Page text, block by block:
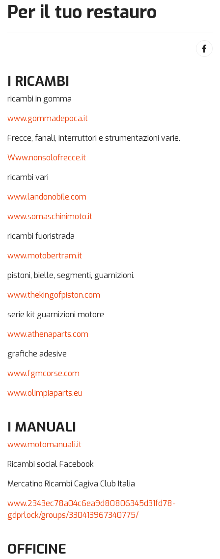
Per il tuo restauro
I RICAMBI
ricambi in gomma
www.gommadepoca.it
Frecce, fanali, interruttori e strumentazioni varie.
Www.nonsolofrecce.it
ricambi vari
www.landonobile.com
www.somaschinimoto.it
ricambi fuoristrada
www.motobertram.it
pistoni, bielle, segmenti, guarnizioni.
www.thekingofpiston.com
serie kit guarnizioni motore
www.athenaparts.com
grafiche adesive
www.fgmcorse.com
www.olimpiaparts.eu
I MANUALI
www.motomanuali.it
Ricambi social Facebook
Mercatino Ricambi Cagiva Club Italia
www.2343ec78a04c6ea9d80806345d31fd78-
gdprlock/groups/330413967340775/
OFFICINE